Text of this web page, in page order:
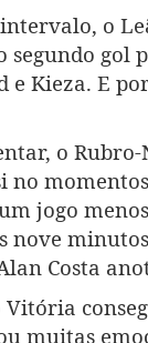
o
segundo gol
e Kieza. E
o
no
jogo
nove
Costa
Vitória
muitas